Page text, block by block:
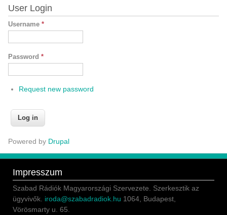
User Login
Username *
Password *
Request new password
Powered by Drupal
Impresszum
Szabad Rádiók Magyarországi Szervezete. Szerkesztik az
ügyvivők. iroda@szabadradiok.hu 1064, Budapest,
Vörösmarty u. 65.